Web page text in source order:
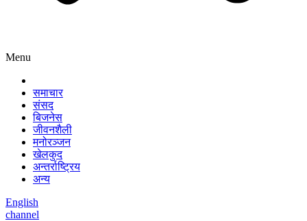
Menu
समाचार
संसद
बिजनेस
जीवनशैली
मनोरञ्जन
खेलकुद
अन्तर्राष्ट्रिय
अन्य
English
channel